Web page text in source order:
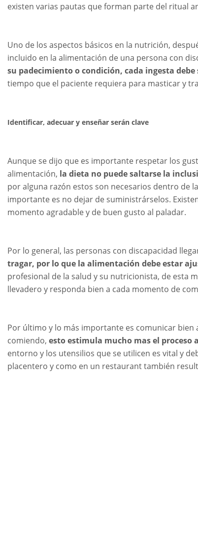
existen varias pautas que forman parte del ritual
Uno de los aspectos básicos en la nutrición,
incluido en la alimentación de una persona con
su padecimiento o condición, cada ingesta
tiempo que el paciente requiera para masticar y
Identificar, adecuar y enseñar serán clave
Aunque se dijo que es importante respetar los
alimentación, la dieta no puede saltarse la
por alguna razón estos son necesarios dentro de
importante es no dejar de suministrárselos.
momento agradable y de buen gusto al paladar.
Por lo general, las personas con discapacidad
tragar, por lo que la alimentación debe estar
profesional de la salud y su nutricionista, de esta
llevadero y responda bien a cada momento de
Por último y lo más importante es comunicar bien
comiendo, esto estimula mucho mas el
entorno y los utensilios que se utilicen es vital y
placentero y como en un restaurant también